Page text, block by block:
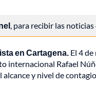
, para recibir las
en Cartagena. El 4
internacional Rafael
alcance y nivel de